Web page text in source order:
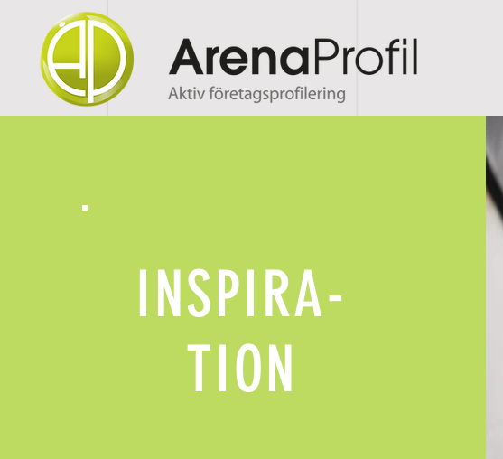
INSPIRA-
TION